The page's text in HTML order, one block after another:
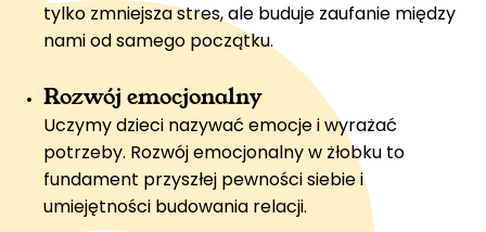
tylko zmniejsza stres, ale buduje zaufanie między
nami od samego początku.
Rozwój emocjonalny
Uczymy dzieci nazywać emocje i wyrażać
potrzeby. Rozwój emocjonalny w żłobku to
fundament przyszłej pewności siebie i
umiejętności budowania relacji.